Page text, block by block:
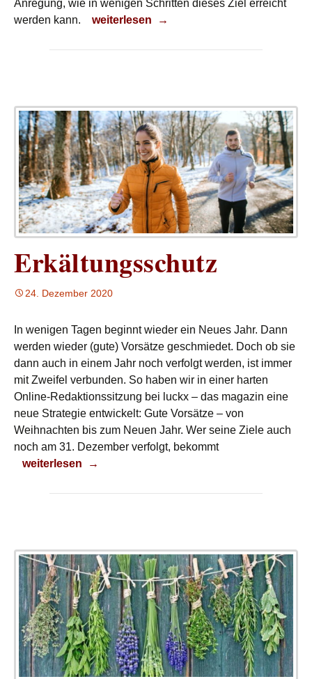
Anregung, wie in wenigen Schritten dieses Ziel erreicht
werden kann.
So geht’s zur Traumsauna!
weiterlesen →
Erkältungsschutz
24. Dezember 2020
In wenigen Tagen beginnt wieder ein Neues Jahr. Dann
werden wieder (gute) Vorsätze geschmiedet. Doch ob sie
dann auch in einem Jahr noch verfolgt werden, ist immer
mit Zweifel verbunden. So haben wir in einer harten
Online-Redaktionssitzung bei luckx – das magazin eine
neue Strategie entwickelt: Gute Vorsätze – von
Weihnachten bis zum Neuen Jahr. Wer seine Ziele auch
noch am 31. Dezember verfolgt, bekommt
Erkältungsschutz
weiterlesen →